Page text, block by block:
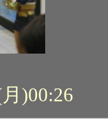
)00:26